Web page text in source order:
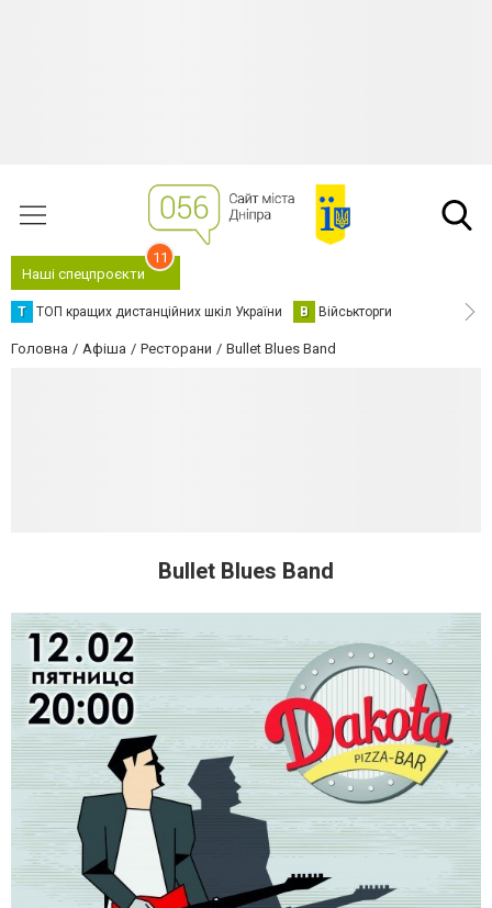
Наші спецпроєкти
11
Т ТОП кращих дистанційних шкіл України В Військторги
Головна Афіша Ресторани Bullet Blues Band
Bullet Blues Band